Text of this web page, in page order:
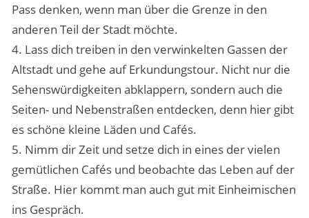
Pass denken, wenn man über die Grenze in den
anderen Teil der Stadt möchte.
4. Lass dich treiben in den verwinkelten Gassen der
Altstadt und gehe auf Erkundungstour. Nicht nur die
Sehenswürdigkeiten abklappern, sondern auch die
Seiten- und Nebenstraßen entdecken, denn hier gibt
es schöne kleine Läden und Cafés.
5. Nimm dir Zeit und setze dich in eines der vielen
gemütlichen Cafés und beobachte das Leben auf der
Straße. Hier kommt man auch gut mit Einheimischen
ins Gespräch.